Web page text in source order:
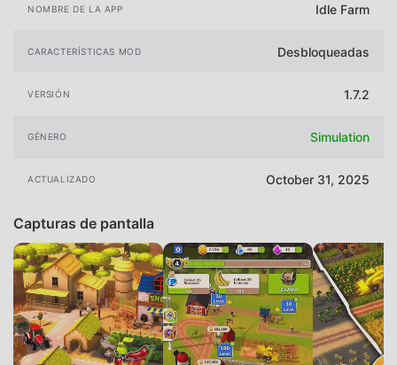
NOMBRE DE LA APP Idle Farm
CARACTERÍSTICAS MOD Desbloqueadas
VERSIÓN 1.7.2
GÉNERO Simulation
ACTUALIZADO October 31, 2025
Capturas de pantalla